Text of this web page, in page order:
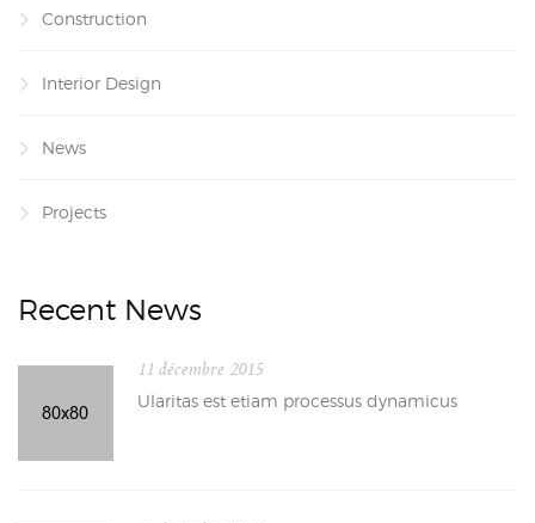
Construction
Interior Design
News
Projects
Recent News
11 décembre 2015
Ularitas est etiam processus dynamicus